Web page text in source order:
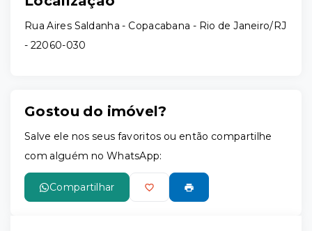
Rua Aires Saldanha - Copacabana - Rio de Janeiro/RJ
- 22060-030
Gostou do imóvel?
Salve ele nos seus favoritos ou então compartilhe
com alguém no WhatsApp:
Compartilhar